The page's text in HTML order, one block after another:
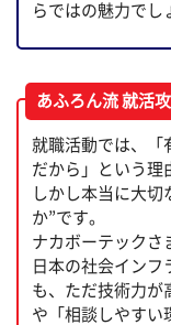
らではの魅力でし
あふろん流 就活
就職活動では、「
だから」という理
しかし本当に大切
か”です。
ナカボーテックさ
日本の社会イン
も、ただ技術力が
や「相談しやすい